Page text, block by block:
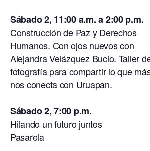
Sábado 2, 11:00 a.m. a 2:00 p.m.
Construcción de Paz y Derechos
Humanos. Con ojos nuevos con
Alejandra Velázquez Bucio. Taller
fotografía para compartir lo que
nos conecta con Uruapan.
Sábado 2, 7:00 p.m.
Hilando un futuro juntos
Pasarela